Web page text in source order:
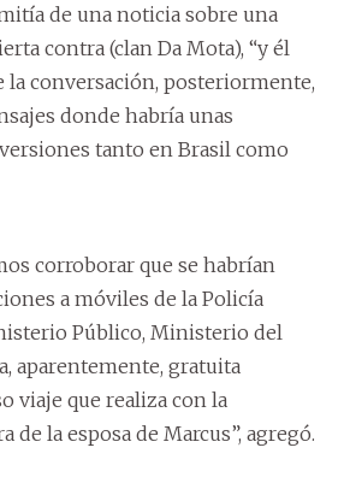
de una noticia sobre una
contra (clan Da Mota), “y él
la conversación, posteriormente,
donde habría unas
tanto en Brasil como
corroborar que se habrían
a móviles de la Policía
Público, Ministerio del
aparentemente, gratuita
viaje que realiza con la
de la esposa de Marcus”, agregó.